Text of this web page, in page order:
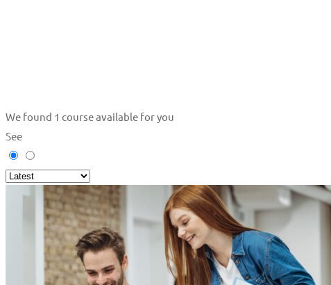
We found 1 course available for you
See